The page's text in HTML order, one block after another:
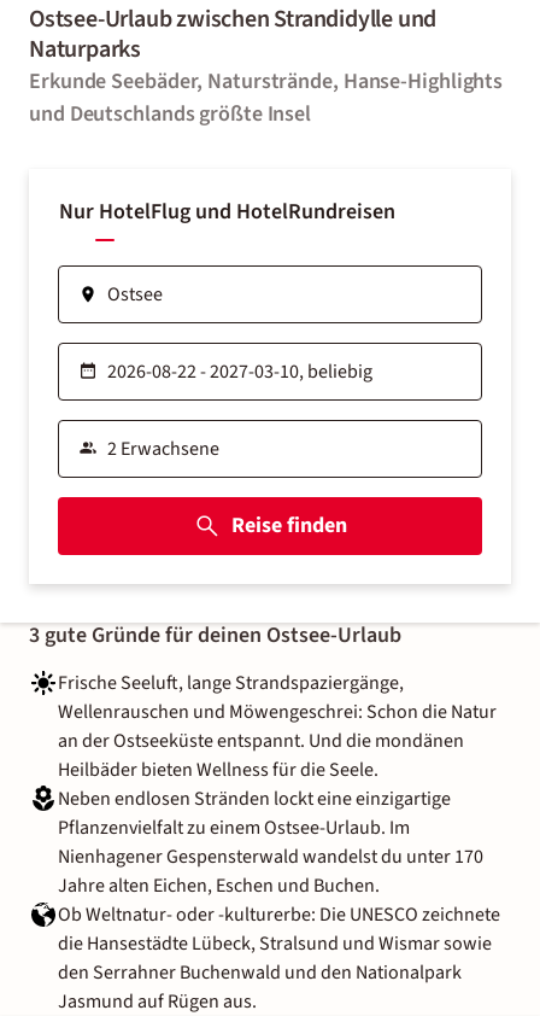
Ostsee-Urlaub zwischen Strandidylle und
Naturparks
Erkunde Seebäder, Naturstrände, Hanse-Highlights
und Deutschlands größte Insel
Nur HotelFlug und HotelRundreisen
Reise finden
3 gute Gründe für deinen Ostsee-Urlaub
Frische Seeluft, lange Strandspaziergänge,
Wellenrauschen und Möwengeschrei: Schon die Natur
an der Ostseeküste entspannt. Und die mondänen
Heilbäder bieten Wellness für die Seele.
Neben endlosen Stränden lockt eine einzigartige
Pflanzenvielfalt zu einem Ostsee-Urlaub. Im
Nienhagener Gespensterwald wandelst du unter 170
Jahre alten Eichen, Eschen und Buchen.
Ob Weltnatur- oder -kulturerbe: Die UNESCO zeichnete
die Hansestädte Lübeck, Stralsund und Wismar sowie
den Serrahner Buchenwald und den Nationalpark
Jasmund auf Rügen aus.